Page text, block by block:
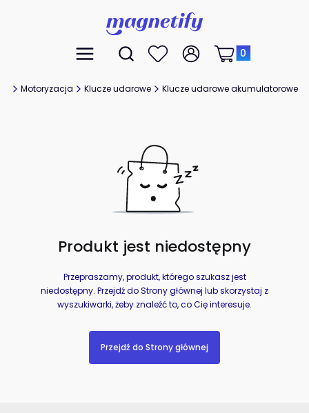
Menu Otwórz wyszukiwarkę
Szukaj UlubioneZaloguj się
Produkty w
Koszyk
Motoryzacja Klucze udarowe Klucze udarowe akumulatorowe
Produkt jest niedostępny
Przepraszamy, produkt, którego szukasz jest
niedostępny. Przejdź do Strony głównej lub skorzystaj z
wyszukiwarki, żeby znaleźć to, co Cię interesuje.
Przejdź do Strony głównej